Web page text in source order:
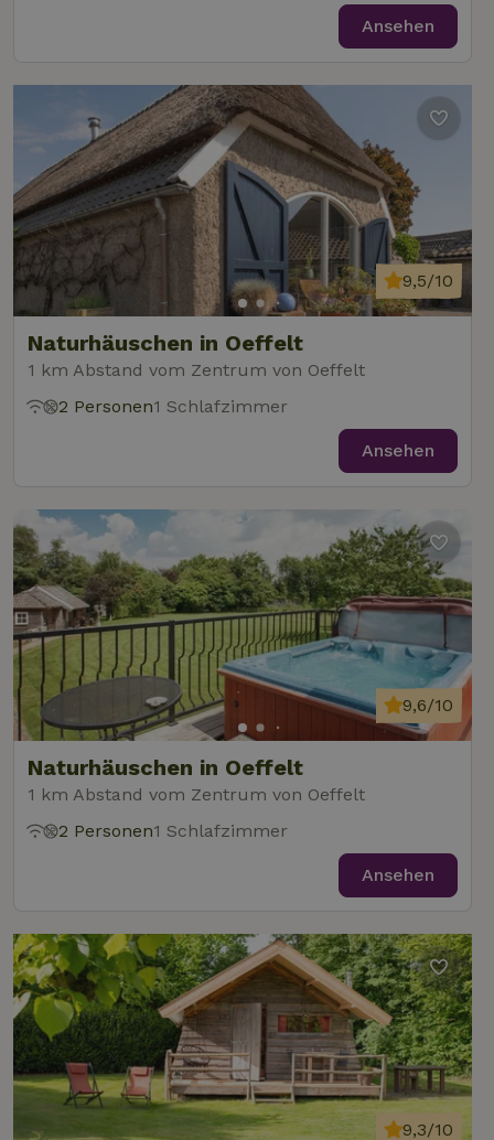
Ansehen
Naturhäuschen in Oeffelt
1 km Abstand vom Zentrum von Oeffelt
9,5/10
2 Personen1 Schlafzimmer
Ansehen
Naturhäuschen in Oeffelt
1 km Abstand vom Zentrum von Oeffelt
9,6/10
2 Personen1 Schlafzimmer
Ansehen
9,3/10